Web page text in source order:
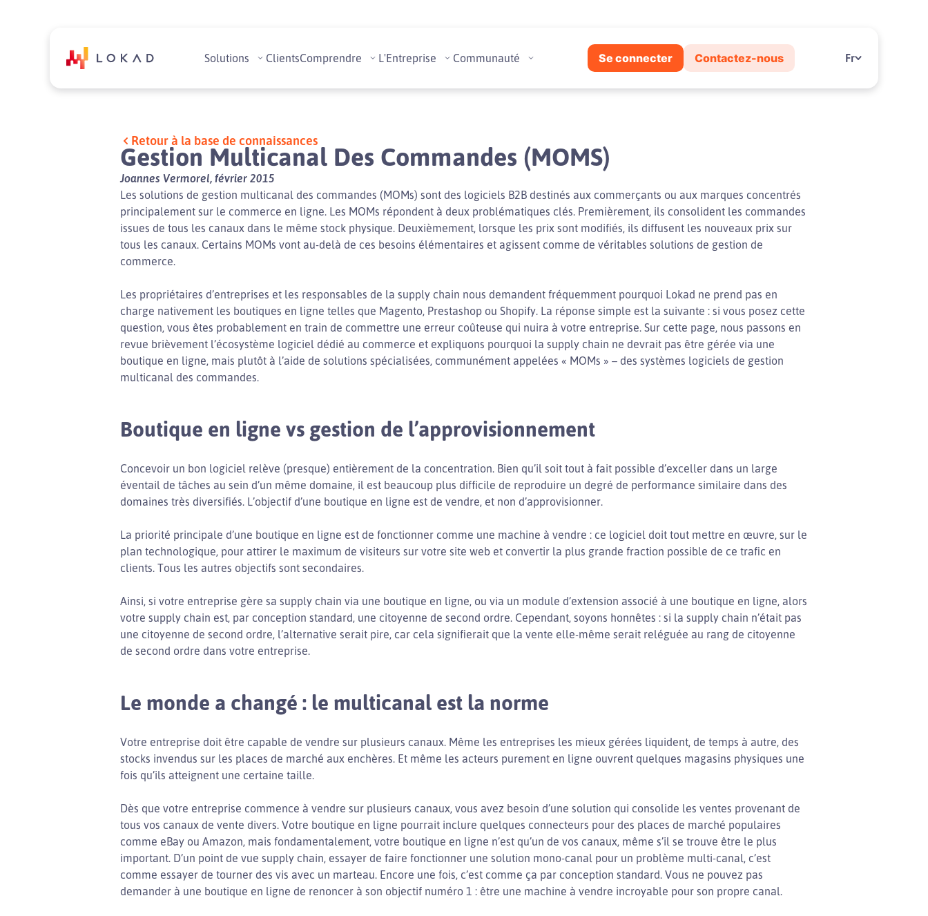
Solutions ClientsComprendre L'Entreprise Communauté Se connecter Contactez-nous Fr
Retour à la base de connaissances
Gestion Multicanal Des Commandes (MOMS)
Joannes Vermorel, février 2015
Les solutions de gestion multicanal des commandes (MOMs) sont des logiciels B2B destinés aux commerçants ou aux marques concentrés
principalement sur le commerce en ligne. Les MOMs répondent à deux problématiques clés. Premièrement, ils consolident les commandes
issues de tous les canaux dans le même stock physique. Deuxièmement, lorsque les prix sont modifiés, ils diffusent les nouveaux prix sur
tous les canaux. Certains MOMs vont au-delà de ces besoins élémentaires et agissent comme de véritables solutions de gestion de
commerce.
Les propriétaires d’entreprises et les responsables de la supply chain nous demandent fréquemment pourquoi Lokad ne prend pas en
charge nativement les boutiques en ligne telles que Magento, Prestashop ou Shopify. La réponse simple est la suivante : si vous posez cette
question, vous êtes probablement en train de commettre une erreur coûteuse qui nuira à votre entreprise. Sur cette page, nous passons en
revue brièvement l’écosystème logiciel dédié au commerce et expliquons pourquoi la supply chain ne devrait pas être gérée via une
boutique en ligne, mais plutôt à l’aide de solutions spécialisées, communément appelées « MOMs » – des systèmes logiciels de gestion
multicanal des commandes.
Boutique en ligne vs gestion de l’approvisionnement
Concevoir un bon logiciel relève (presque) entièrement de la concentration. Bien qu’il soit tout à fait possible d’exceller dans un large
éventail de tâches au sein d’un même domaine, il est beaucoup plus difficile de reproduire un degré de performance similaire dans des
domaines très diversifiés. L’objectif d’une boutique en ligne est de vendre, et non d’approvisionner.
La priorité principale d’une boutique en ligne est de fonctionner comme une machine à vendre : ce logiciel doit tout mettre en œuvre, sur le
plan technologique, pour attirer le maximum de visiteurs sur votre site web et convertir la plus grande fraction possible de ce trafic en
clients. Tous les autres objectifs sont secondaires.
Ainsi, si votre entreprise gère sa supply chain via une boutique en ligne, ou via un module d’extension associé à une boutique en ligne, alors
votre supply chain est, par conception standard, une citoyenne de second ordre. Cependant, soyons honnêtes : si la supply chain n’était pas
une citoyenne de second ordre, l’alternative serait pire, car cela signifierait que la vente elle-même serait reléguée au rang de citoyenne
de second ordre dans votre entreprise.
Le monde a changé : le multicanal est la norme
Votre entreprise doit être capable de vendre sur plusieurs canaux. Même les entreprises les mieux gérées liquident, de temps à autre, des
stocks invendus sur les places de marché aux enchères. Et même les acteurs purement en ligne ouvrent quelques magasins physiques une
fois qu’ils atteignent une certaine taille.
Dès que votre entreprise commence à vendre sur plusieurs canaux, vous avez besoin d’une solution qui consolide les ventes provenant de
tous vos canaux de vente divers. Votre boutique en ligne pourrait inclure quelques connecteurs pour des places de marché populaires
comme eBay ou Amazon, mais fondamentalement, votre boutique en ligne n’est qu’un de vos canaux, même s’il se trouve être le plus
important. D’un point de vue supply chain, essayer de faire fonctionner une solution mono-canal pour un problème multi-canal, c’est
comme essayer de tourner des vis avec un marteau. Encore une fois, c’est comme ça par conception standard. Vous ne pouvez pas
demander à une boutique en ligne de renoncer à son objectif numéro 1 : être une machine à vendre incroyable pour son propre canal.